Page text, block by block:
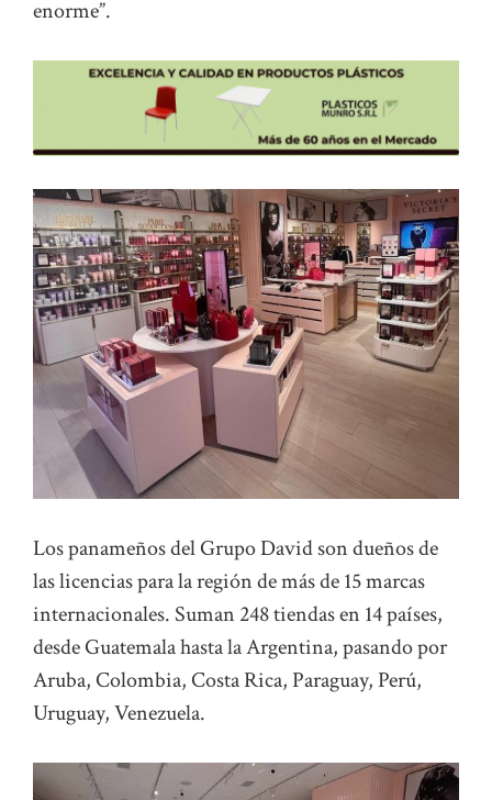
enorme”.
Los panameños del Grupo David son dueños de
las licencias para la región de más de 15 marcas
internacionales. Suman 248 tiendas en 14 países,
desde Guatemala hasta la Argentina, pasando por
Aruba, Colombia, Costa Rica, Paraguay, Perú,
Uruguay, Venezuela.